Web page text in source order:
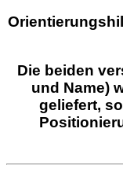
Die beiden
und Name)
geliefert,